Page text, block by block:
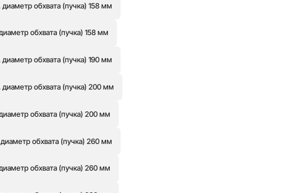
обхвата (пучка) 158 мм
обхвата (пучка) 158 мм
обхвата (пучка) 190 мм
обхвата (пучка) 200 мм
обхвата (пучка) 200 мм
обхвата (пучка) 260 мм
обхвата (пучка) 260 мм